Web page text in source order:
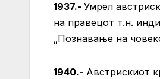
1937.- Умрел
на правецот т.н.
„Познавање на
1940.- Австрискиот